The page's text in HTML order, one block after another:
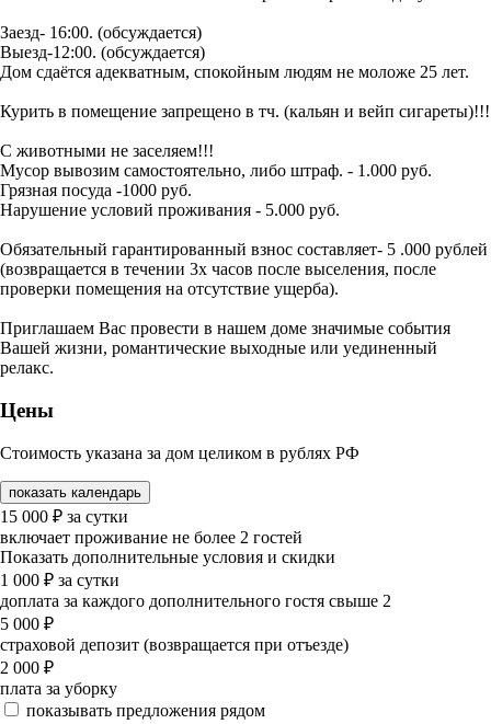
Заезд- 16:00. (обсуждается)
Выезд-12:00. (обсуждается)
Дом сдаётся адекватным, спокойным людям не моложе 25 лет.
Курить в помещение запрещено в тч. (кальян и вейп сигареты)!!!
С животными не заселяем!!!
Мусор вывозим самостоятельно, либо штраф. - 1.000 руб.
Грязная посуда -1000 руб.
Нарушение условий проживания - 5.000 руб.
Обязательный гарантированный взнос составляет- 5 .000 рублей
(возвращается в течении 3х часов после выселения, после
проверки помещения на отсутствие ущерба).
Приглашаем Вас провести в нашем доме значимые события
Вашей жизни, романтические выходные или уединенный
релакс.
Цены
Стоимость указана за дом целиком в рублях РФ
показать календарь
15 000 ₽ за сутки
включает проживание не более 2 гостей
Показать дополнительные условия и скидки
1 000 ₽ за сутки
доплата за каждого дополнительного гостя свыше 2
5 000 ₽
страховой депозит (возвращается при отъезде)
2 000 ₽
плата за уборку
показывать предложения рядом